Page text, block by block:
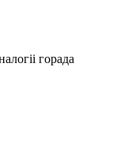
горада